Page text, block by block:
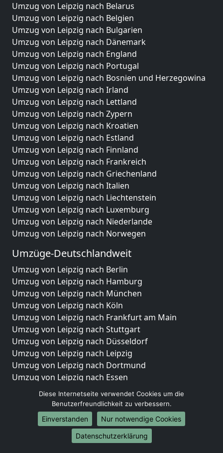
Umzug von Leipzig nach Belarus
Umzug von Leipzig nach Belgien
Umzug von Leipzig nach Bulgarien
Umzug von Leipzig nach Dänemark
Umzug von Leipzig nach England
Umzug von Leipzig nach Portugal
Umzug von Leipzig nach Bosnien und Herzegowina
Umzug von Leipzig nach Irland
Umzug von Leipzig nach Lettland
Umzug von Leipzig nach Zypern
Umzug von Leipzig nach Kroatien
Umzug von Leipzig nach Estland
Umzug von Leipzig nach Finnland
Umzug von Leipzig nach Frankreich
Umzug von Leipzig nach Griechenland
Umzug von Leipzig nach Italien
Umzug von Leipzig nach Liechtenstein
Umzug von Leipzig nach Luxemburg
Umzug von Leipzig nach Niederlande
Umzug von Leipzig nach Norwegen
Umzüge-Deutschlandweit
Umzug von Leipzig nach Berlin
Umzug von Leipzig nach Hamburg
Umzug von Leipzig nach München
Umzug von Leipzig nach Köln
Umzug von Leipzig nach Frankfurt am Main
Umzug von Leipzig nach Stuttgart
Umzug von Leipzig nach Düsseldorf
Umzug von Leipzig nach Leipzig
Umzug von Leipzig nach Dortmund
Umzug von Leipzig nach Essen
Umzug von Leipzig nach Bremen
Umzug von Leipzig nach Dresden
Umzug von Leipzig nach Hannover
Umzug von Leipzig nach Nürnberg
Umzug von Leipzig nach Duisburg
Diese Internetseite verwendet Cookies um die
Benutzerfreundlichkeit zu verbessern.
Einverstanden
Nur notwendige Cookies
Datenschutzerklärung